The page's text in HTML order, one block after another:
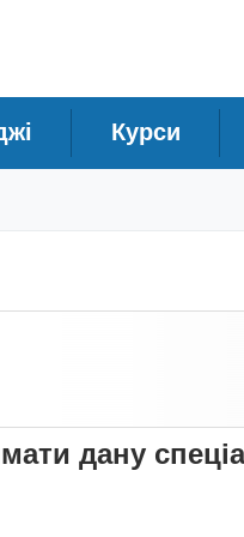
Курси
дану